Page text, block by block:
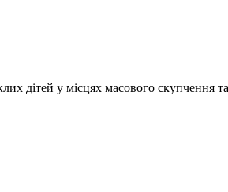
дітей у місцях масового скупчення